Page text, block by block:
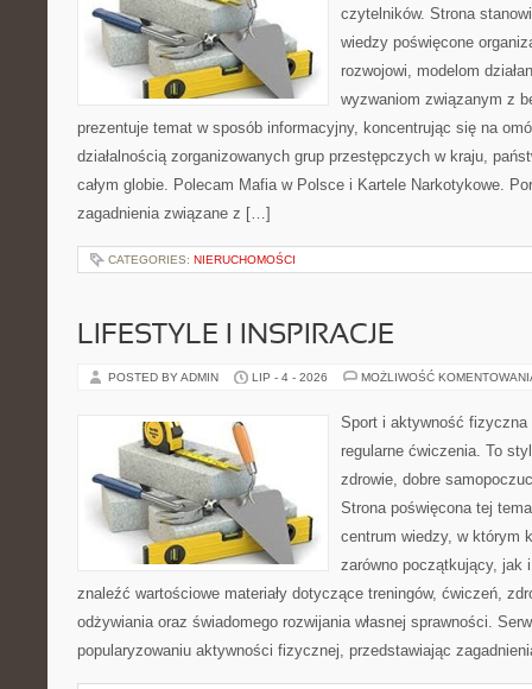
czytelników. Strona
wiedzy poświęcone
rozwojowi, modelom
wyzwaniom związanym z
prezentuje temat w sposób informacyjny, koncentrując się na
działalnością zorganizowanych grup przestępczych w kraju,
całym globie. Polecam Mafia w Polsce i Kartele Narkotykowe.
zagadnienia związane z […]
CATEGORIES: NIERUCHOMOŚCI
LIFESTYLE I INSPIRACJE
POSTED BY ADMIN LIP - 4 - 2026 MOŻLIWOŚĆ
Sport i aktywność
regularne ćwiczenia. To
zdrowie, dobre
Strona poświęcona tej
centrum wiedzy, w którym
zarówno początkujący, jak
znaleźć wartościowe materiały dotyczące treningów, ćwiczeń,
odżywiania oraz świadomego rozwijania własnej sprawności.
popularyzowaniu aktywności fizycznej, przedstawiając